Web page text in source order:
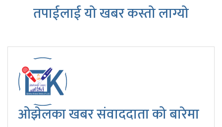
तपाईलाई यो खबर कस्तो लाग्यो
ओझेलका खबर संवाददाता को बारेमा